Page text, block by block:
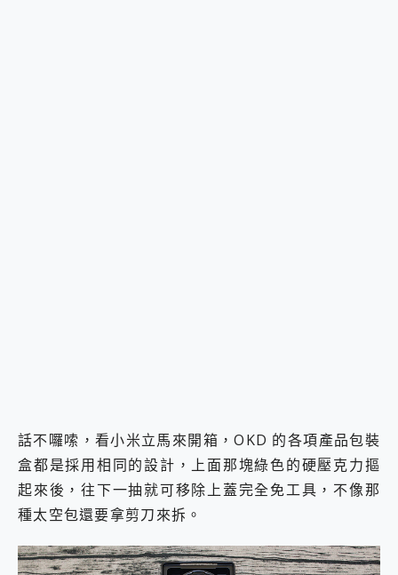
話不囉嗦，看小米立馬來開箱，OKD 的各項產品包裝
盒都是採用相同的設計，上面那塊綠色的硬壓克力摳
起來後，往下一抽就可移除上蓋完全免工具，不像那
種太空包還要拿剪刀來拆。